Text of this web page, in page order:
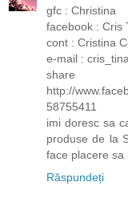
gfc : Christina
facebook : Cris
cont : Cristina
e-mail :
http://
58755411
imi doresc sa
produse de la
face placere sa
Răspundeți